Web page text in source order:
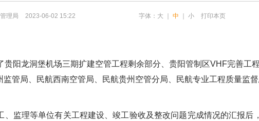
理局 2023-06-02 15:22 字体： 大 中 小 打印本页
贵阳龙洞堡机场三期扩建空管工程剩余部分、贵阳管制区VHF完善工
管局、民航西南空管局、民航贵州空管分局、民航专业工程质量监
监理等单位有关工程建设、竣工验收及整改问题完成情况的汇报后